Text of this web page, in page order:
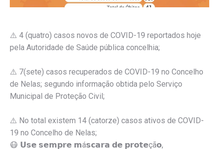
⚠️ 4 (quatro) casos novos de COVID-19 reportados hoje
pela Autoridade de Saúde pública concelhia;
⚠️ 7(sete) casos recuperados de COVID-19 no Concelho
de Nelas; segundo informação obtida pelo Serviço
Municipal de Proteção Civil;
⚠️ No total existem 14 (catorze) casos ativos de COVID-
19 no Concelho de Nelas;
😷 𝗨𝘀𝗲 𝘀𝗲𝗺𝗽𝗿𝗲 𝗺á𝘀𝗰𝗮𝗿𝗮 𝗱𝗲 𝗽𝗿𝗼𝘁𝗲çã𝗼,